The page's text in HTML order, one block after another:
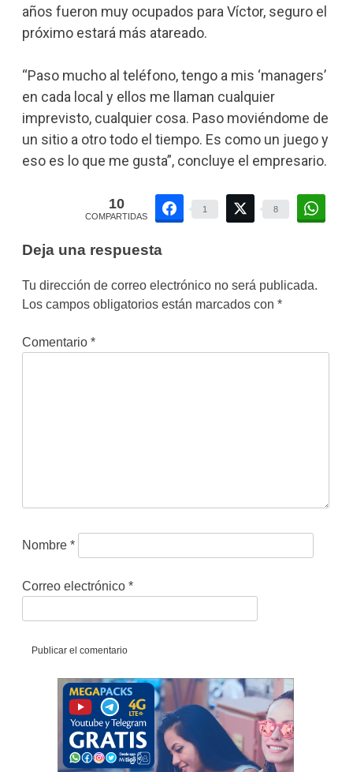
años fueron muy ocupados para Víctor, seguro el
próximo estará más atareado.
“Paso mucho al teléfono, tengo a mis ‘managers’
en cada local y ellos me llaman cualquier
imprevisto, cualquier cosa. Paso moviéndome de
un sitio a otro todo el tiempo. Es como un juego y
eso es lo que me gusta”, concluye el empresario.
10
COMPARTIDAS
1 8
Deja una respuesta
Tu dirección de correo electrónico no será publicada.
Los campos obligatorios están marcados con *
Comentario *
Nombre *
Correo electrónico *